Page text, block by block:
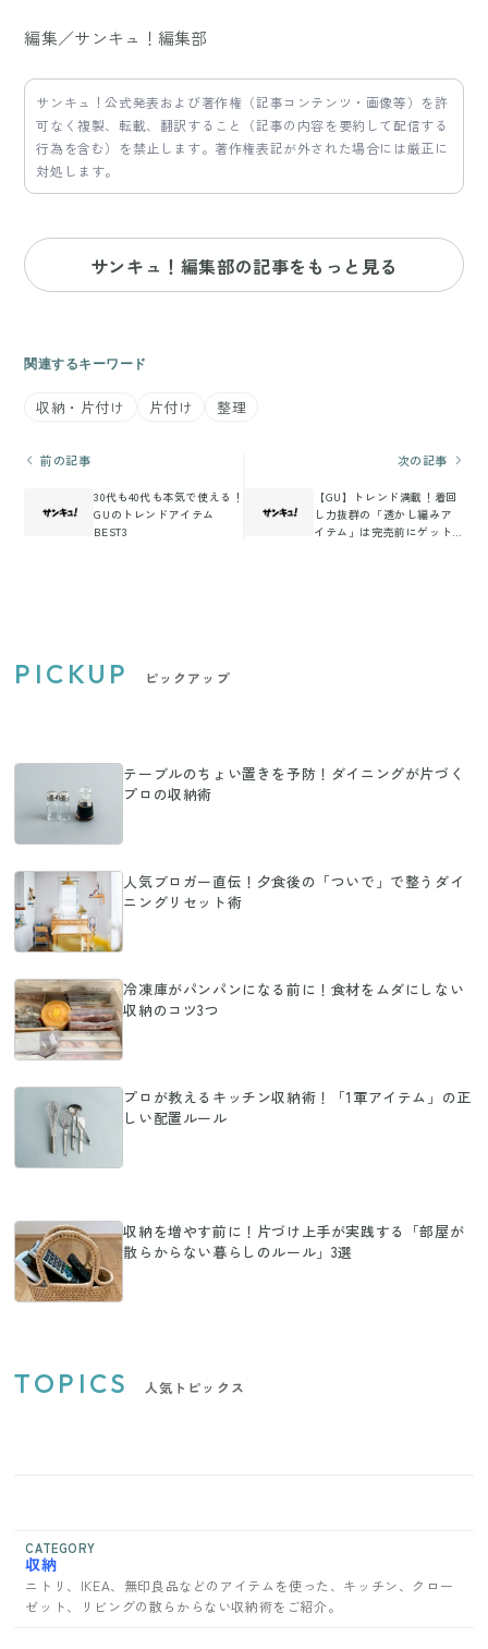
編集／サンキュ！編集部
サンキュ！公式発表および著作権（記事コンテンツ・画像等）を許
可なく複製、転載、翻訳すること（記事の内容を要約して配信する
行為を含む）を禁止します。著作権表記が外された場合には厳正に
対処します。
サンキュ！編集部の記事をもっと見る
関連するキーワード
収納・片付け 片付け 整理
前の記事
30代も40代も本気で使える！
GUのトレンドアイテム
BEST3
次の記事
【GU】トレンド満載！着回
し力抜群の「透かし編みア
イテム」は完売前にゲット
PICKUP ピックアップ
テーブルのちょい置きを予防！ダイニングが片づく
プロの収納術
人気ブロガー直伝！夕食後の「ついで」で整うダイ
ニングリセット術
冷凍庫がパンパンになる前に！食材をムダにしない
収納のコツ3つ
プロが教えるキッチン収納術！「1軍アイテム」の正
しい配置ルール
収納を増やす前に！片づけ上手が実践する「部屋が
散らからない暮らしのルール」3選
TOPICS 人気トピックス
CATEGORY
収納
ニトリ、IKEA、無印良品などのアイテムを使った、キッチン、クロー
ゼット、リビングの散らからない収納術をご紹介。